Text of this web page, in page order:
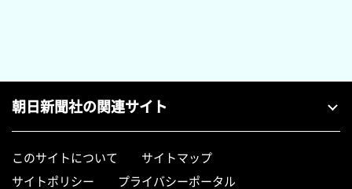
朝日新聞社の関連サイト
このサイトについて
サイトマップ
サイトポリシー
プライバシーポータル